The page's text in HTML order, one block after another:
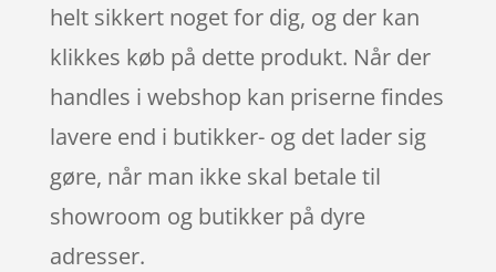
helt sikkert noget for dig, og der kan
klikkes køb på dette produkt. Når der
handles i webshop kan priserne findes
lavere end i butikker- og det lader sig
gøre, når man ikke skal betale til
showroom og butikker på dyre
adresser.